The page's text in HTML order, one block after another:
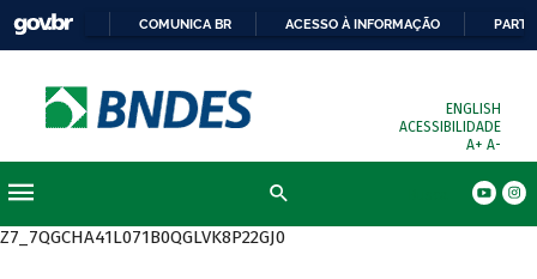
COMUNICA BR ACESSO À INFORMAÇÃO
ENGLISH
ACESSIBILIDADE
A+ A-
Z7_7QGCHA41L071B0QGLVK8P22GJ0